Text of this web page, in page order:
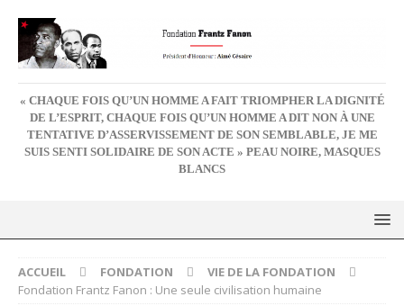
« CHAQUE FOIS QU’UN HOMME A FAIT TRIOMPHER LA DIGNITÉ
DE L’ESPRIT, CHAQUE FOIS QU’UN HOMME A DIT NON À UNE
TENTATIVE D’ASSERVISSEMENT DE SON SEMBLABLE, JE ME
SUIS SENTI SOLIDAIRE DE SON ACTE » PEAU NOIRE, MASQUES
BLANCS
ACCUEIL FONDATION
VIE DE LA FONDATION
Fondation Frantz Fanon : Une seule civilisation humaine